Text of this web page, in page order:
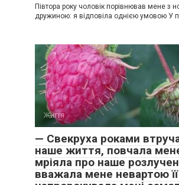
Півтора року чоловік порівнював мене з
дружиною: я відповіла однією умовою У
Життя
— Свекруха роками
наше життя, повчала
мріяла про наше
вважала мене невартою